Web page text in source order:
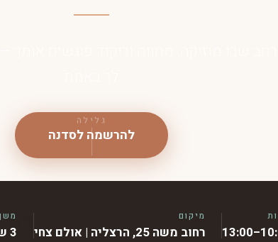
להרשמה לסדנה
גלילה
מיקום
רחוב משה 25, הרצליה | אולם צחי 3 שעות